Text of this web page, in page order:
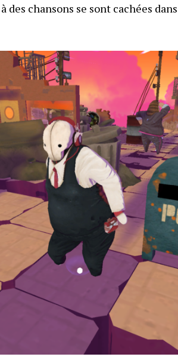
des chansons se sont cachées